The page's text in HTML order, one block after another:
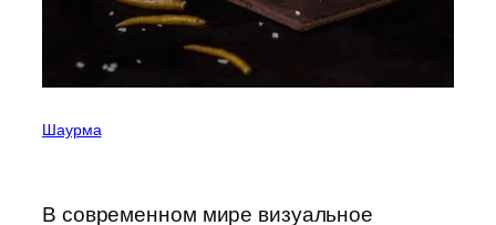
Шаурма
В современном мире визуальное